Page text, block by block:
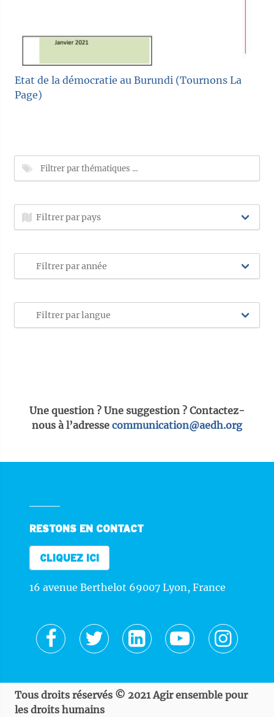
Etat de la démocratie au Burundi (Tournons La
Page)
Une question ? Une suggestion ? Contactez-
nous à l’adresse communication@aedh.org
RESTONS EN CONTACT
CLIQUEZ ICI
16 avenue Berthelot 69007 Lyon, France
Tous droits réservés © 2021 Agir ensemble pour
les droits humains